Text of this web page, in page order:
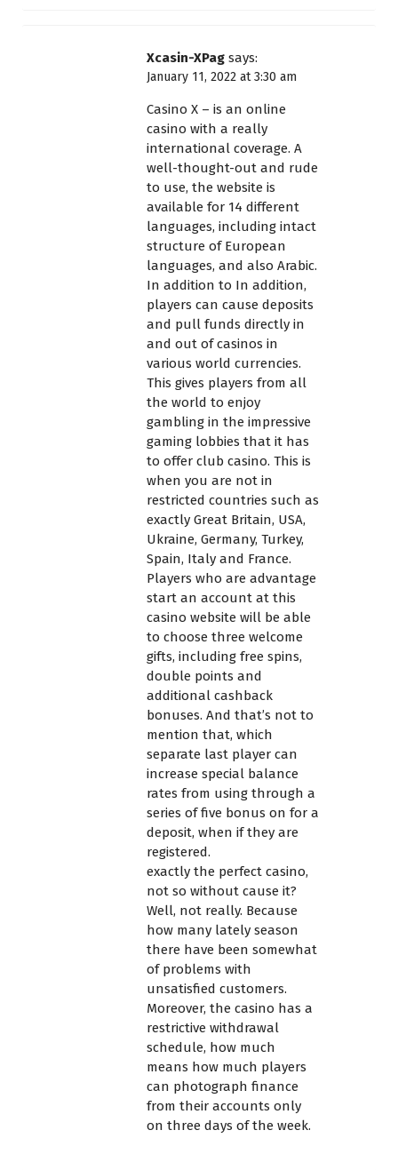
Xcasin-XPag says:
January 11, 2022 at 3:30 am
Casino X – is an online
casino with a really
international coverage. A
well-thought-out and rude
to use, the website is
available for 14 different
languages, including intact
structure of European
languages, and also Arabic.
In addition to In addition,
players can cause deposits
and pull funds directly in
and out of casinos in
various world currencies.
This gives players from all
the world to enjoy
gambling in the impressive
gaming lobbies that it has
to offer club casino. This is
when you are not in
restricted countries such as
exactly Great Britain, USA,
Ukraine, Germany, Turkey,
Spain, Italy and France.
Players who are advantage
start an account at this
casino website will be able
to choose three welcome
gifts, including free spins,
double points and
additional cashback
bonuses. And that’s not to
mention that, which
separate last player can
increase special balance
rates from using through a
series of five bonus on for a
deposit, when if they are
registered.
exactly the perfect casino,
not so without cause it?
Well, not really. Because
how many lately season
there have been somewhat
of problems with
unsatisfied customers.
Moreover, the casino has a
restrictive withdrawal
schedule, how much
means how much players
can photograph finance
from their accounts only
on three days of the week.